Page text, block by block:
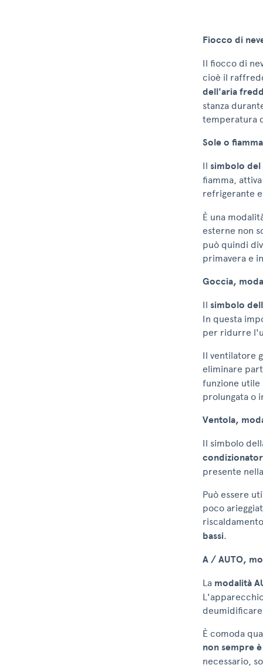
Fiocco di
Il fiocco di
cioè il
dell'aria
stanza
temperatura
Sole o
Il simbolo
fiamma,
refrigerante
È una
esterne non
può quindi
primavera e
Goccia,
Il simbolo
In questa
per ridurre
Il ventilatore
eliminare
funzione utile
prolungata o
Ventola,
Il simbolo
presente
Può essere
poco
bassi.
A / AUTO,
La modalità
È comoda
non sempre
necessario,